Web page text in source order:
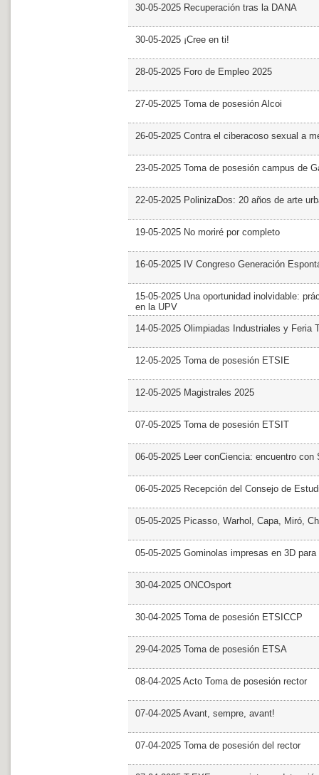
30-05-2025 Recuperación tras la DANA
30-05-2025 ¡Cree en ti!
28-05-2025 Foro de Empleo 2025
27-05-2025 Toma de posesión Alcoi
26-05-2025 Contra el ciberacoso sexual a
23-05-2025 Toma de posesión campus de
22-05-2025 PolinizaDos: 20 años de arte
19-05-2025 No moriré por completo
16-05-2025 IV Congreso Generación
15-05-2025 Una oportunidad inolvidable:
en la UPV
14-05-2025 Olimpiadas Industriales y Feria
12-05-2025 Toma de posesión ETSIE
12-05-2025 Magistrales 2025
07-05-2025 Toma de posesión ETSIT
06-05-2025 Leer conCiencia: encuentro con
06-05-2025 Recepción del Consejo de
05-05-2025 Picasso, Warhol, Capa, Miró,
05-05-2025 Gominolas impresas en 3D
30-04-2025 ONCOsport
30-04-2025 Toma de posesión ETSICCP
29-04-2025 Toma de posesión ETSA
08-04-2025 Acto Toma de posesión rector
07-04-2025 Avant, sempre, avant!
07-04-2025 Toma de posesión del rector